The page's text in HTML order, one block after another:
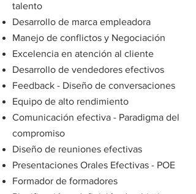
talento
Desarrollo de marca empleadora
Manejo de conflictos y Negociación
Excelencia en atención al cliente
Desarrollo de vendedores efectivos
Feedback - Diseño de conversaciones
Equipo de alto rendimiento
Comunicación efectiva - Paradigma del
compromiso
Diseño de reuniones efectivas
Presentaciones Orales Efectivas - POE
Formador de formadores